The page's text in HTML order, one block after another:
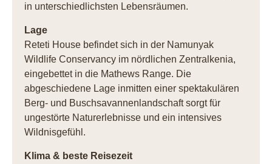
in unterschiedlichsten Lebensräumen.
Lage
Reteti House befindet sich in der Namunyak
Wildlife Conservancy im nördlichen Zentralkenia,
eingebettet in die Mathews Range. Die
abgeschiedene Lage inmitten einer spektakulären
Berg- und Buschsavannenlandschaft sorgt für
ungestörte Naturerlebnisse und ein intensives
Wildnisgefühl.
Klima & beste Reisezeit